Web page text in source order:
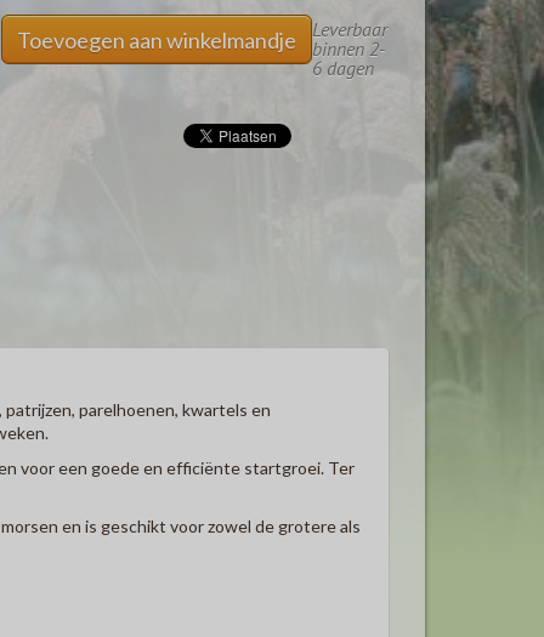
Toevoegen aan winkelmandje
Leverbaar
binnen 2-
6 dagen
parelhoenen, kwartels en
voor een goede en efficiënte startgroei. Ter
en is geschikt voor zowel de grotere als